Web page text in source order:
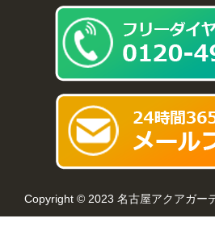
Copyright © 2023 名古屋アクアガー